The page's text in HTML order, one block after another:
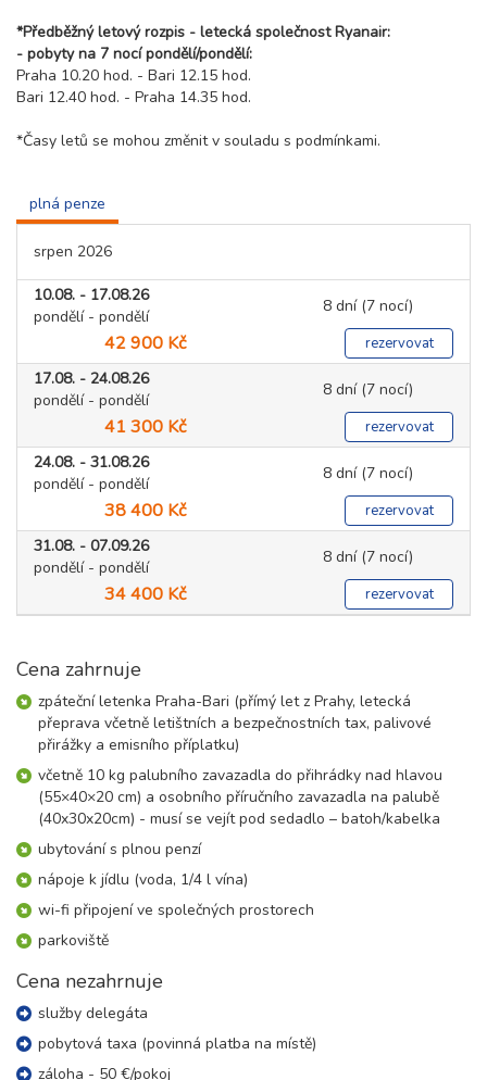
*Předběžný letový rozpis - letecká společnost Ryanair:
- pobyty na 7 nocí pondělí/pondělí:
Praha 10.20 hod. - Bari 12.15 hod.
Bari 12.40 hod. - Praha 14.35 hod.
*Časy letů se mohou změnit v souladu s podmínkami.
plná penze
srpen 2026
10.08. - 17.08.26
pondělí - pondělí
8 dní (7 nocí)
42 900 Kč rezervovat
17.08. - 24.08.26
pondělí - pondělí
8 dní (7 nocí)
41 300 Kč rezervovat
24.08. - 31.08.26
pondělí - pondělí
8 dní (7 nocí)
38 400 Kč rezervovat
31.08. - 07.09.26
pondělí - pondělí
8 dní (7 nocí)
34 400 Kč rezervovat
Cena zahrnuje
zpáteční letenka Praha-Bari (přímý let z Prahy, letecká
přeprava včetně letištních a bezpečnostních tax, palivové
přirážky a emisního příplatku)
včetně 10 kg palubního zavazadla do přihrádky nad hlavou
(55×40×20 cm) a osobního příručního zavazadla na palubě
(40x30x20cm) - musí se vejít pod sedadlo – batoh/kabelka
ubytování s plnou penzí
nápoje k jídlu (voda, 1/4 l vína)
wi-fi připojení ve společných prostorech
parkoviště
Cena nezahrnuje
služby delegáta
pobytová taxa (povinná platba na místě)
záloha - 50 €/pokoj